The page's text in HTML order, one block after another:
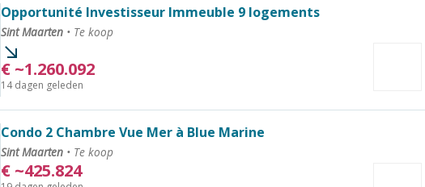
Opportunité Investisseur Immeuble 9 logements
Sint Maarten • Te koop
€ ~1.260.092
14 dagen geleden
Condo 2 Chambre Vue Mer à Blue Marine
Sint Maarten • Te koop
€ ~425.824